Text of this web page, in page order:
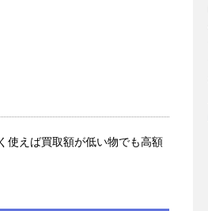
えば買取額が低い物でも高額